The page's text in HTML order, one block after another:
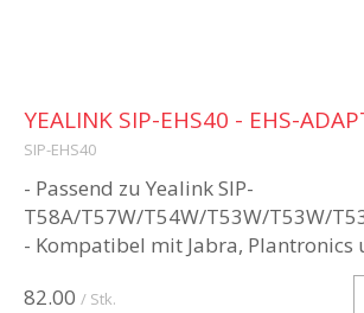
82.00 / Stk.
YEALINK SIP-EHS40 - EHS-
SIP-EHS40
- Passend zu Yealink SIP-
T58A/T57W/T54W/T53W/T53W/
- Kompatibel mit Jabra, Plantronics
Wireless-Headsets - Masse